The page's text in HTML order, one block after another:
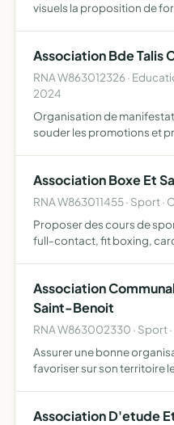
visuels la proposition de
Association Bde Talis
RNA W863012326 ·
2024
Organisation de
souder les promotions et
Association Boxe Et
RNA W863011455 · Sport ·
Proposer des cours de
full-contact, fit boxing,
Association
Saint-Benoit
RNA W863002330 · Sport
Assurer une bonne
favoriser sur son territoire
…
Association D'etude